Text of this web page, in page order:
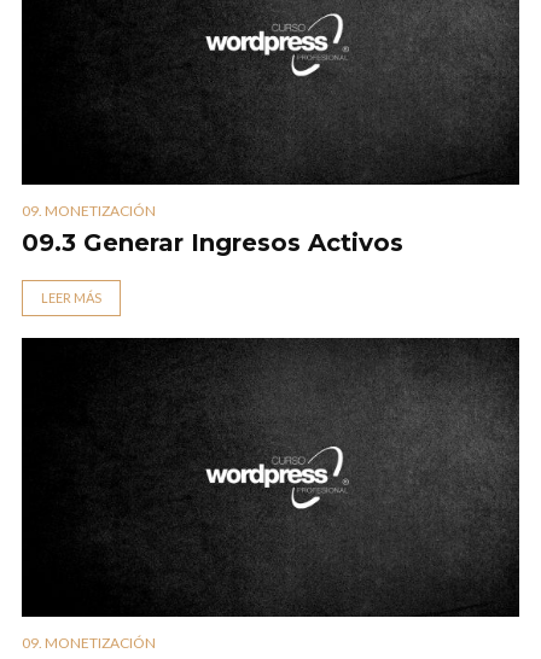
09. MONETIZACIÓN
09.3 Generar Ingresos Activos
LEER MÁS
09. MONETIZACIÓN